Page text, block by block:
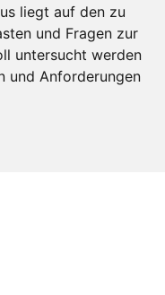
liegt auf den zu
und Fragen zur
untersucht werden
und Anforderungen